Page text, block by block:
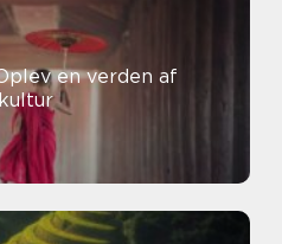
en verden af